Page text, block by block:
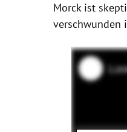
Morck ist
verschwunden